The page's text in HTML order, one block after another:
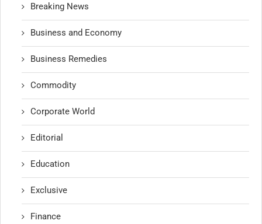
Breaking News
Business and Economy
Business Remedies
Commodity
Corporate World
Editorial
Education
Exclusive
Finance